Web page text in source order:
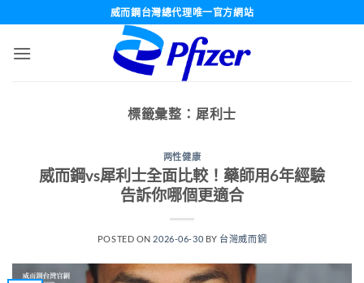
威而鋼台灣總代理唯一官方網站
標籤彙整： 犀利士
两性健康
威而鋼vs犀利士全面比較！藥師用6年經驗
告訴你哪個更適合
POSTED ON 2026-06-30 BY 台灣威而鋼